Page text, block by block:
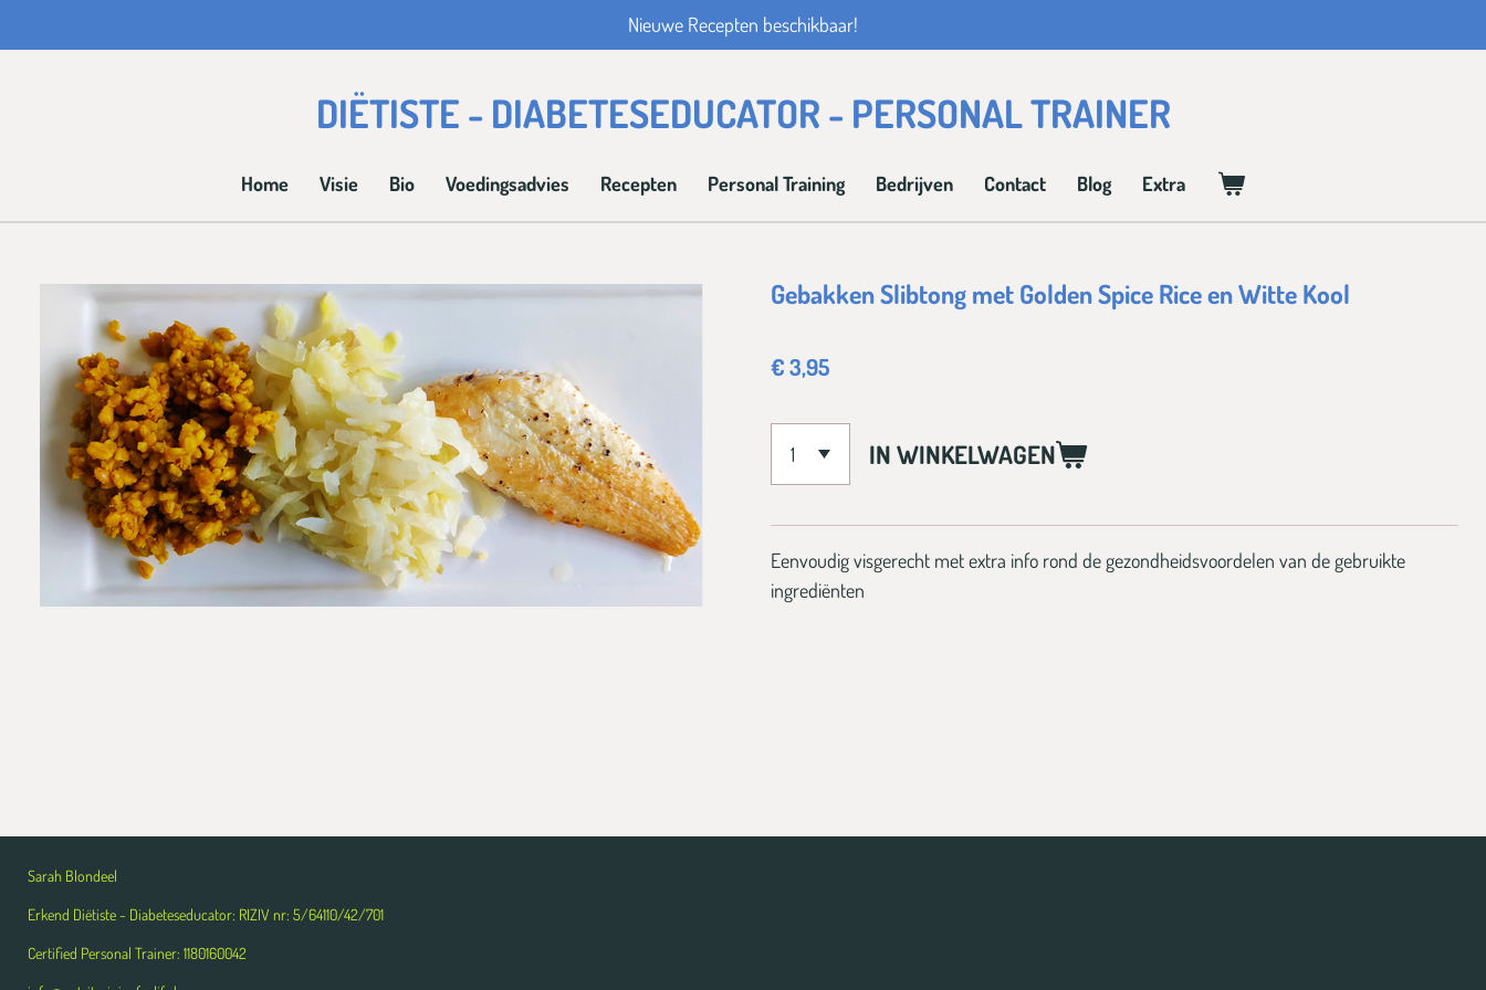
direct
Nieuwe Recepten beschikbaar!
DIËTISTE - DIABETESEDUCATOR - PERSONAL TRAINER
Home Visie Bio Voedingsadvies Recepten Personal Training Bedrijven Contact Blog Extra
Gebakken Slibtong met Golden Spice Rice en Witte Kool
€ 3,95
IN WINKELWAGEN
Eenvoudig visgerecht met extra info rond de gezondheidsvoordelen van de gebruikte
ingrediënten
Sarah Blondeel
Erkend Diëtiste - Diabeteseducator: RIZIV nr: 5/64110/42/701
Certified Personal Trainer: 1180160042